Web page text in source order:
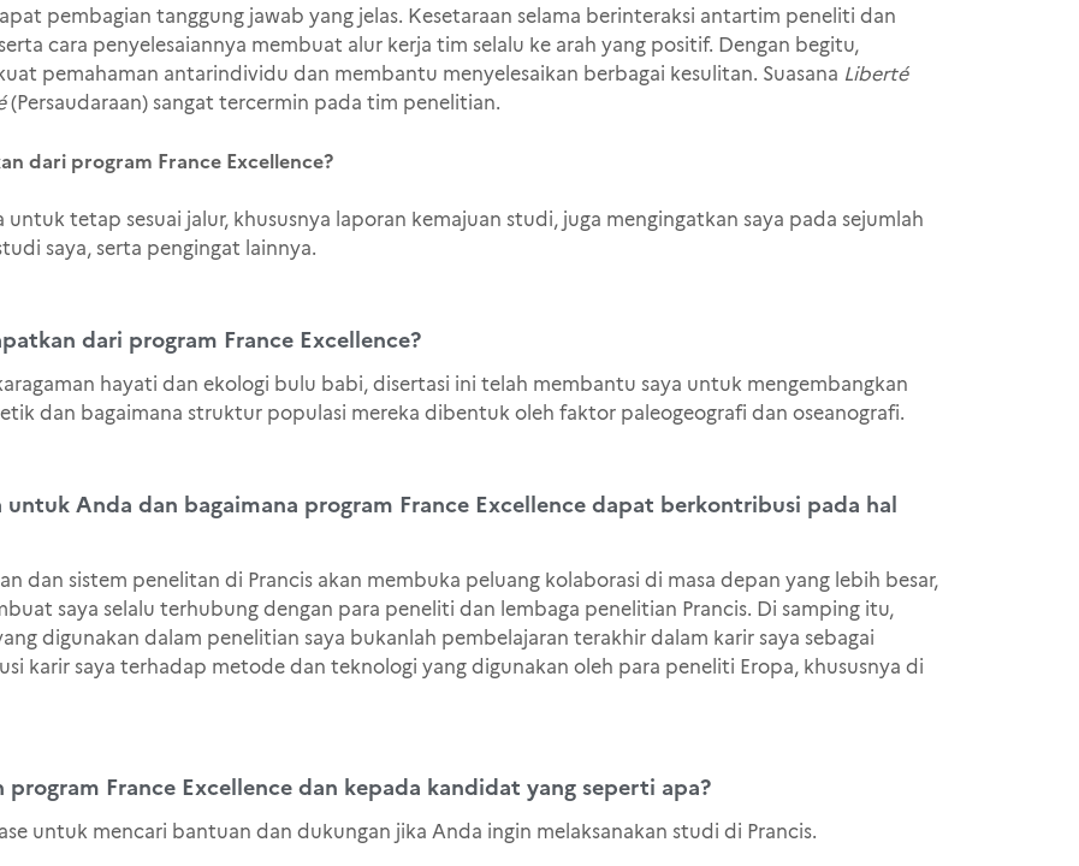
pembagian tanggung jawab yang jelas. Kesetaraan selama berinteraksi antartim peneliti dan
cara penyelesaiannya membuat alur kerja tim selalu ke arah yang positif. Dengan begitu,
pemahaman antarindividu dan membantu menyelesaikan berbagai kesulitan. Suasana Liberté
(Persaudaraan) sangat tercermin pada tim penelitian.
dari program France Excellence?
tetap sesuai jalur, khususnya laporan kemajuan studi, juga mengingatkan saya pada sejumlah
saya, serta pengingat lainnya.
dari program France Excellence?
hayati dan ekologi bulu babi, disertasi ini telah membantu saya untuk mengembangkan
dan bagaimana struktur populasi mereka dibentuk oleh faktor paleogeografi dan oseanografi.
untuk Anda dan bagaimana program France Excellence dapat berkontribusi pada hal
dan sistem penelitan di Prancis akan membuka peluang kolaborasi di masa depan yang lebih besar,
saya selalu terhubung dengan para peneliti dan lembaga penelitian Prancis. Di samping itu,
digunakan dalam penelitian saya bukanlah pembelajaran terakhir dalam karir saya sebagai
karir saya terhadap metode dan teknologi yang digunakan oleh para peneliti Eropa, khususnya di
France Excellence dan kepada kandidat yang seperti apa?
untuk mencari bantuan dan dukungan jika Anda ingin melaksanakan studi di Prancis.